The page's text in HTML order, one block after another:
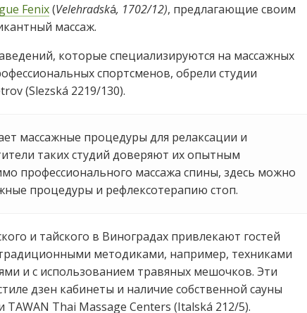
Fenix(Velehradská, 1702/12), предлагающие своим
массаж.
которые специализируются на массажных
спортсменов, обрели студии
(Slezská 2219/130).
массажные процедуры для релаксации и
таких студий доверяют их опытным
профессионального массажа спины, здесь можно
процедуры и рефлексотерапию стоп.
и тайского в Виноградах привлекают гостей
методиками, например, техниками
и с использованием травяных мешочков. Эти
дзен кабинеты и наличие собственной сауны
TAWAN Thai Massage Centers (Italská 212/5).